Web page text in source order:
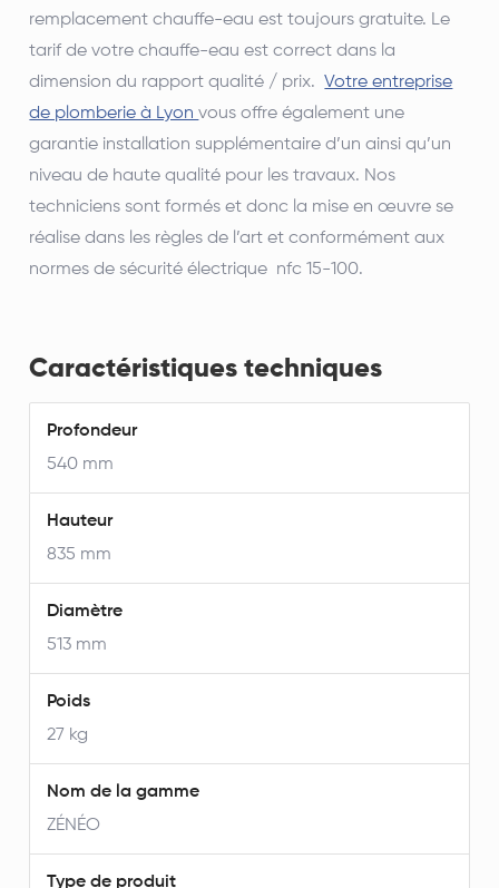
remplacement chauffe-eau est toujours gratuite. Le
tarif de votre chauffe-eau est correct dans la
dimension du rapport qualité / prix.Votre entreprise
de plomberie à Lyonvous offre également une
garantie installation supplémentaire d’un ainsi qu’un
niveau de haute qualité pour les travaux. Nos
techniciens sont formés et donc la mise en œuvre se
réalise dans les règles de l’art et conformément aux
normes de sécurité électrique nfc 15-100.
Caractéristiques techniques
Profondeur
540 mm
Hauteur
835 mm
Diamètre
513 mm
Poids
27 kg
Nom de la gamme
ZÉNÉO
Type de produit